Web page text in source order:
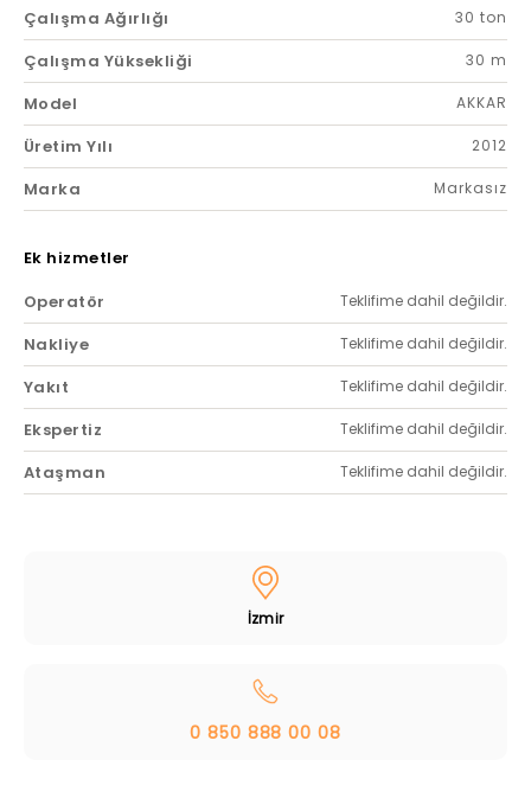
Çalışma Ağırlığı 30 ton
Çalışma Yüksekliği 30 m
Model AKKAR
Üretim Yılı 2012
Marka Markasız
Ek hizmetler
Operatör
Teklifime dahil değildir.
Nakliye Teklifime dahil değildir.
Yakıt Teklifime dahil değildir.
Ekspertiz Teklifime dahil değildir.
Ataşman Teklifime dahil değildir.
İzmir
0 850 888 00 08